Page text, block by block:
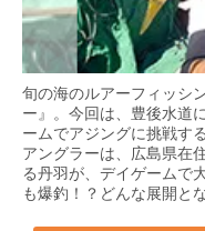
旬の海のルアーフィッシ
ー』。今回は、豊後水道
ームでアジングに挑戦する
アングラーは、広島県在
る丹羽が、デイゲームで
も爆釣！？どんな展開と